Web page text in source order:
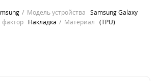
Модель устройства Samsung Galaxy
Накладка Материал (TPU)